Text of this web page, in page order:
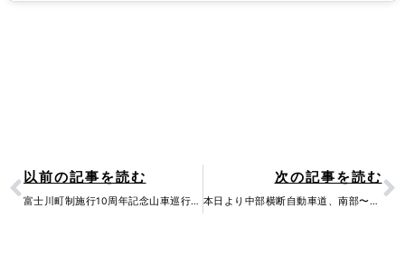
Prev
以前の記事を読む
富士川町制施行10周年記念山車巡行祭りが開催されました。180年の歴史があるこの祭り…
次の記事を読む
本日より中部横断自動車道、南部〜富沢間が開通します！現在、開通記念式典に参加しています…